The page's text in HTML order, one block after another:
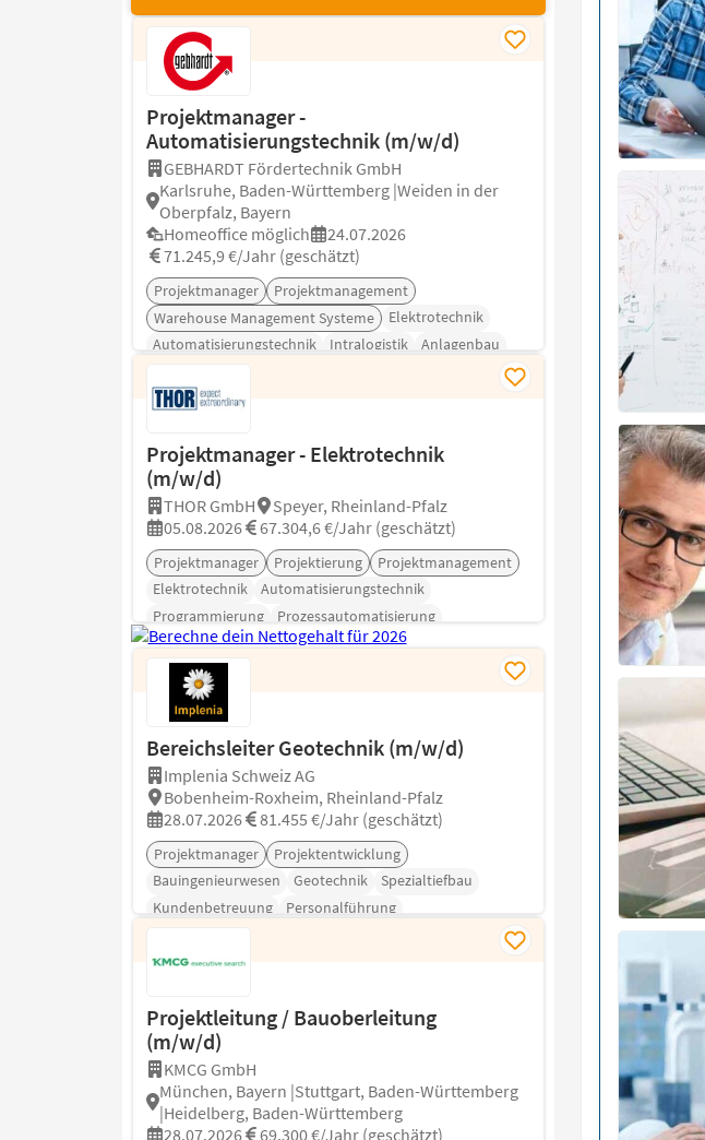
Projektmanager -
Automatisierungstechnik (m/w/d)
GEBHARDT Fördertechnik GmbH
Karlsruhe, Baden-Württemberg |Weiden in der
Oberpfalz, Bayern
Homeoffice möglich
24.07.2026
71.245,9 €/Jahr (geschätzt)
Projektmanager
Projektmanagement
Warehouse Management Systeme
Elektrotechnik
Automatisierungstechnik
Intralogistik Anlagenbau
Projektmanager - Elektrotechnik
(m/w/d)
THOR GmbH
Speyer, Rheinland-Pfalz
05.08.2026
67.304,6 €/Jahr (geschätzt)
Projektmanager Projektierung
Projektmanagement
Elektrotechnik
Automatisierungstechnik
Programmierung
Prozessautomatisierung
Bereichsleiter Geotechnik (m/w/d)
Implenia Schweiz AG
Bobenheim-Roxheim, Rheinland-Pfalz
28.07.2026
81.455 €/Jahr (geschätzt)
Projektmanager
Projektentwicklung
Bauingenieurwesen
Geotechnik
Spezialtiefbau
Kundenbetreuung
Personalführung
Projektleitung / Bauoberleitung
(m/w/d)
KMCG GmbH
München, Bayern |Stuttgart, Baden-Württemberg
|Heidelberg, Baden-Württemberg
28.07.2026
69.300 €/Jahr (geschätzt)